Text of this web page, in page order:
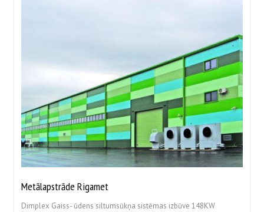
Metālapstrāde Rigamet
Dimplex Gaiss- ūdens siltumsūkņa sistēmas izbūve 148KW